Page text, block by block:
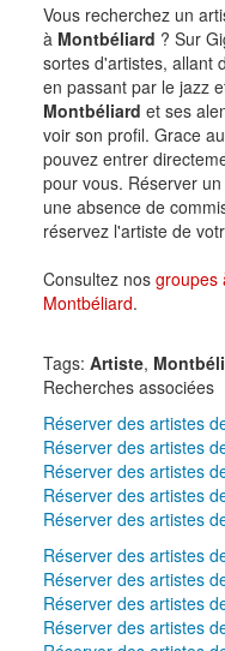
Vous recherchez un
à Montbéliard ? Sur
sortes d'artistes, allant
en passant par le jazz
Montbéliard et ses
voir son profil. Grace
pouvez entrer
pour vous. Réserver
une absence de
réservez l'artiste de
Consultez nos groupes
Montbéliard.
Tags: Artiste,
Recherches associées
Réserver des artistes
Réserver des artistes
Réserver des artistes
Réserver des artistes
Réserver des artistes
Réserver des artistes
Réserver des artistes
Réserver des artistes
Réserver des artistes